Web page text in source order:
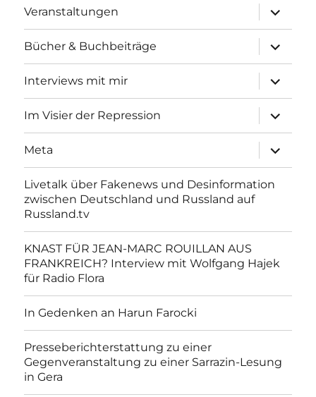
Veranstaltungen
anzeigen
Bücher & Buchbeiträge
anzeigen
Interviews mit mir
anzeigen
Im Visier der Repression
anzeigen
Meta
anzeigen
Livetalk über Fakenews und Desinformation
zwischen Deutschland und Russland auf
Russland.tv
KNAST FÜR JEAN-MARC ROUILLAN AUS
FRANKREICH? Interview mit Wolfgang Hajek
für Radio Flora
In Gedenken an Harun Farocki
Presseberichterstattung zu einer
Gegenveranstaltung zu einer Sarrazin-Lesung
in Gera